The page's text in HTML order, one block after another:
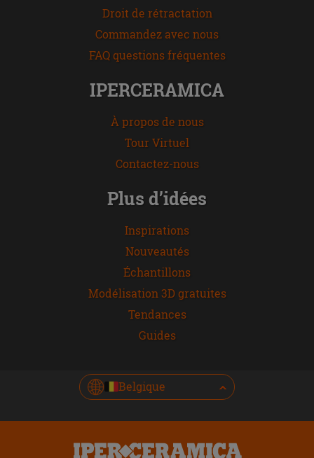
Droit de rétractation
Commandez avec nous
FAQ questions fréquentes
IPERCERAMICA
À propos de nous
Tour Virtuel
Contactez-nous
Plus d’idées
Inspirations
Nouveautés
Échantillons
Modélisation 3D gratuites
Tendances
Guides
Belgique